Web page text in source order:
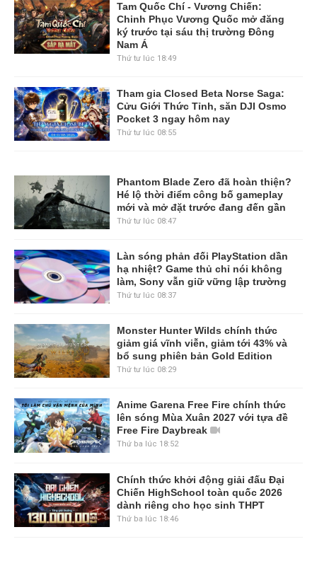
Tam Quốc Chí - Vương Chiến:
Chinh Phục Vương Quốc mở đăng
ký trước tại sáu thị trường Đông
Nam Á
Thứ tư lúc 18:49
Tham gia Closed Beta Norse Saga:
Cửu Giới Thức Tỉnh, săn DJI Osmo
Pocket 3 ngay hôm nay
Thứ tư lúc 08:55
Phantom Blade Zero đã hoàn thiện?
Hé lộ thời điểm công bố gameplay
mới và mở đặt trước đang đến gần
Thứ tư lúc 08:47
Làn sóng phản đối PlayStation dần
hạ nhiệt? Game thủ chỉ nói không
làm, Sony vẫn giữ vững lập trường
Thứ tư lúc 08:37
Monster Hunter Wilds chính thức
giảm giá vĩnh viễn, giảm tới 43% và
bổ sung phiên bản Gold Edition
Thứ tư lúc 08:29
Anime Garena Free Fire chính thức
lên sóng Mùa Xuân 2027 với tựa đề
Free Fire Daybreak
Thứ ba lúc 18:52
Chính thức khởi động giải đấu Đại
Chiến HighSchool toàn quốc 2026
dành riêng cho học sinh THPT
Thứ ba lúc 18:46